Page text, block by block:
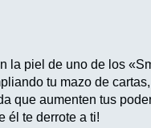
la piel de uno de los
tu mazo de
que aumenten tus
él te derrote a ti!